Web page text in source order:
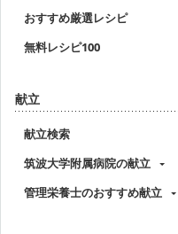
おすすめ厳選レシピ
無料レシピ100
献立
献立検索
筑波大学附属病院の献立
管理栄養士のおすすめ献立